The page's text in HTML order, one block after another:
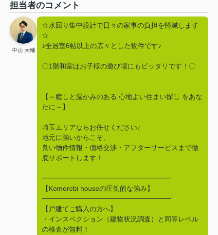
担当者のコメント
中山 大輔
☆水回り集中設計で日々の家事の負担を軽減します
☆
♪全居室6帖以上の広々とした物件です♪
〇1階和室はお子様の遊び場にもピッタリです！〇
【～癒しと温かみのある 心地よい住まい探し をあな
たに～】
埼玉エリアならお任せください♪
地元に強いからこそ、
良い物件情報・価格交渉・アフターサービスまで徹
底サポートします！
━━━━━━━━━━━━━━━━━━━
【Komorebi houseの圧倒的な強み】
━━━━━━━━━━━━━━━━━━━
【戸建てご購入の方へ】
・インスペクション（建物状況調査）と同等レベル
の検査が無料！